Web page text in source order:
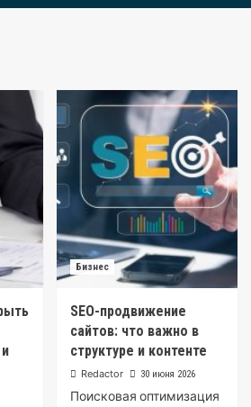
Бизнес
SEO-продвижение
сайтов: что важно в
структуре и контенте
Redactor 30 июня 2026
Поисковая оптимизация